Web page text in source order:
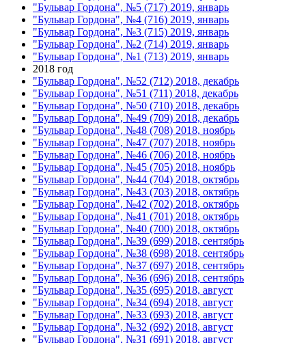
"Бульвар Гордона", №5 (717) 2019, январь
"Бульвар Гордона", №4 (716) 2019, январь
"Бульвар Гордона", №3 (715) 2019, январь
"Бульвар Гордона", №2 (714) 2019, январь
"Бульвар Гордона", №1 (713) 2019, январь
2018 год
"Бульвар Гордона", №52 (712) 2018, декабрь
"Бульвар Гордона", №51 (711) 2018, декабрь
"Бульвар Гордона", №50 (710) 2018, декабрь
"Бульвар Гордона", №49 (709) 2018, декабрь
"Бульвар Гордона", №48 (708) 2018, ноябрь
"Бульвар Гордона", №47 (707) 2018, ноябрь
"Бульвар Гордона", №46 (706) 2018, ноябрь
"Бульвар Гордона", №45 (705) 2018, ноябрь
"Бульвар Гордона", №44 (704) 2018, октябрь
"Бульвар Гордона", №43 (703) 2018, октябрь
"Бульвар Гордона", №42 (702) 2018, октябрь
"Бульвар Гордона", №41 (701) 2018, октябрь
"Бульвар Гордона", №40 (700) 2018, октябрь
"Бульвар Гордона", №39 (699) 2018, сентябрь
"Бульвар Гордона", №38 (698) 2018, сентябрь
"Бульвар Гордона", №37 (697) 2018, сентябрь
"Бульвар Гордона", №36 (696) 2018, сентябрь
"Бульвар Гордона", №35 (695) 2018, август
"Бульвар Гордона", №34 (694) 2018, август
"Бульвар Гордона", №33 (693) 2018, август
"Бульвар Гордона", №32 (692) 2018, август
"Бульвар Гордона", №31 (691) 2018, август